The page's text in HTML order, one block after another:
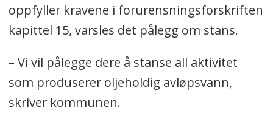
oppfyller kravene i forurensningsforskriften
kapittel 15, varsles det pålegg om stans.
– Vi vil pålegge dere å stanse all aktivitet
som produserer oljeholdig avløpsvann,
skriver kommunen.